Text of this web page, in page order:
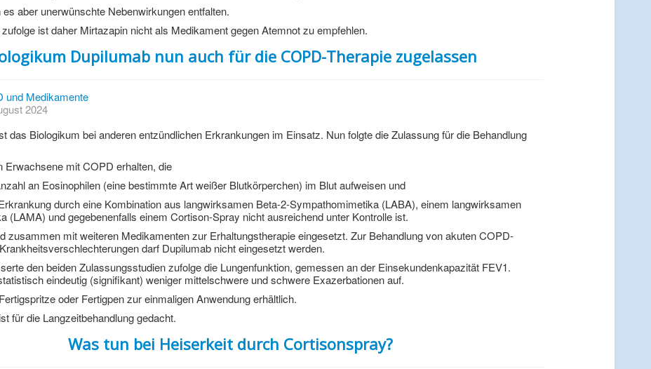
aber unerwünschte Nebenwirkungen entfalten.
ist daher Mirtazapin nicht als Medikament gegen Atemnot zu empfehlen.
Dupilumab nun auch für die COPD-Therapie zugelassen
und Medikamente
2024
das Biologikum bei anderen entzündlichen Erkrankungen im Einsatz. Nun folgte die Zulassung für die Behandlung
Erwachsene mit COPD erhalten, die
an Eosinophilen (eine bestimmte Art weißer Blutkörperchen) im Blut aufweisen und
durch eine Kombination aus langwirksamen Beta-2-Sympathomimetika (LABA), einem langwirksamen
(LAMA) und gegebenenfalls einem Cortison-Spray nicht ausreichend unter Kontrolle ist.
zusammen mit weiteren Medikamenten zur Erhaltungstherapie eingesetzt. Zur Behandlung von akuten COPD-
darf Dupilumab nicht eingesetzt werden.
den beiden Zulassungsstudien zufolge die Lungenfunktion, gemessen an der Einsekundenkapazität FEV1.
eindeutig (signifikant) weniger mittelschwere und schwere Exazerbationen auf.
oder Fertigpen zur einmaligen Anwendung erhältlich.
für die Langzeitbehandlung gedacht.
Was tun bei Heiserkeit durch Cortisonspray?